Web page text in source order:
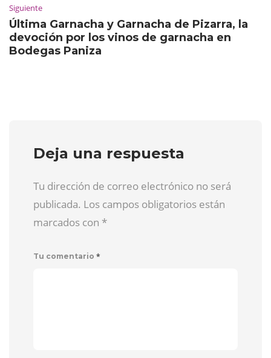
Siguiente
Última Garnacha y Garnacha de Pizarra, la
devoción por los vinos de garnacha en
Bodegas Paniza
Deja una respuesta
Tu dirección de correo electrónico no será
publicada. Los campos obligatorios están
marcados con *
Tu comentario *